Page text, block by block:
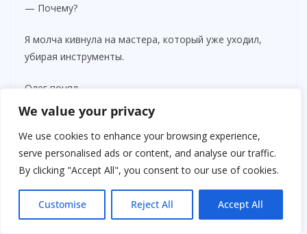
We value your privacy
We use cookies to enhance your browsing experience,
serve personalised ads or content, and analyse our traffic.
By clicking "Accept All", you consent to our use of cookies.
Customise Reject All Accept All
— Почему?
Я молча кивнула на мастера, который уже уходил,
убирая инструменты.
Олег понял.
Он повернулся к отцу.
— Дай ключи.